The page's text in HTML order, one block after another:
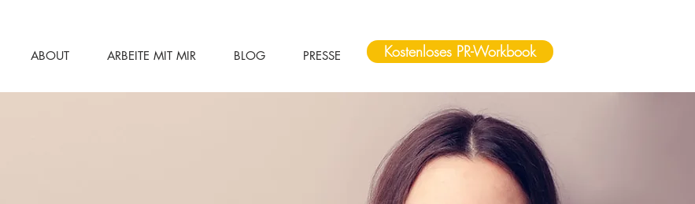
ABOUT ARBEITE MIT MIR BLOG PRESSE Kostenloses PR-Workbook